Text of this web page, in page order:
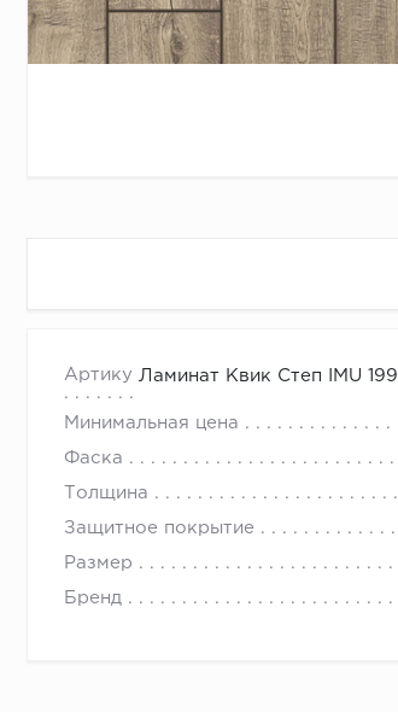
АртикулЛаминат Квик Степ IMU
Минимальная цена
Фаска
Толщина
Защитное покрытие
Размер
Бренд